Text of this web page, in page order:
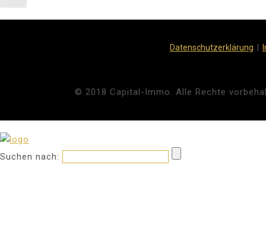
Datenschutzerklärung |
© 2018 Capital-Immo. Alle Rechte
Suchen nach: